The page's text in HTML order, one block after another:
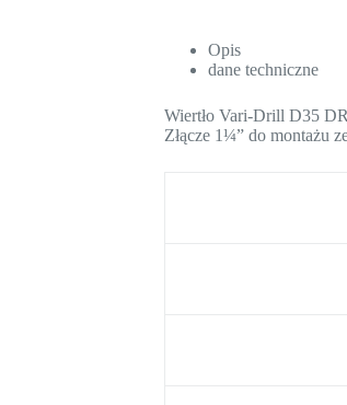
Opis
dane techniczne
Wiertło Vari-Drill D35
Złącze 1¼” do montażu